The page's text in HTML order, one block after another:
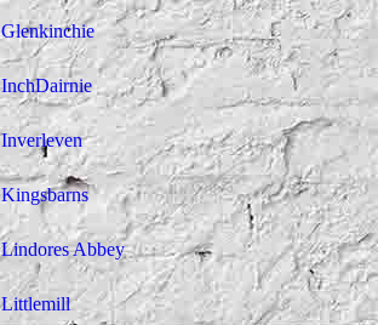
Glenkinchie
InchDairnie
Inverleven
Kingsbarns
Lindores Abbey
Littlemill